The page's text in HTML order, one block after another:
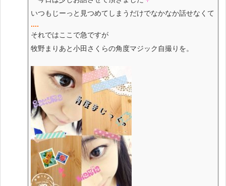
いつもじーっと見つめてしまうだけでなかなか話せなくて
それではここで急ですが
牧野まりあと小田さくらの角度マジック自撮りを。